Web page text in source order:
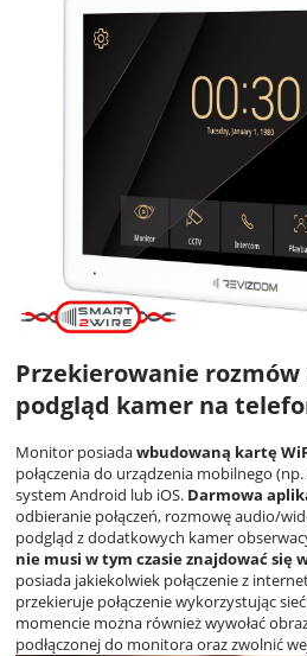
Przekierowanie
podgląd kamer na
Monitor posiadawbudowaną kartę
połączenia do urządzenia mobilnego
system Android lub iOS. Darmowa
odbieranie połączeń, rozmowę audio/
podgląd z dodatkowych kamer
nie musi w tym czasie znajdować się
posiada jakiekolwiek połączenie z
przekieruje połączenie wykorzystując
momencie można również wywołać
podłączonej do monitora oraz zwolnić